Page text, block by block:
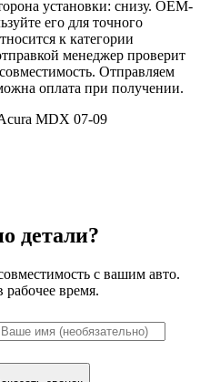
установки: снизу. OEM-
его для точного
к категории
менеджер проверит
Отправляем
оплата при получении.
MDX 07-09
детали?
с вашим авто.
время.